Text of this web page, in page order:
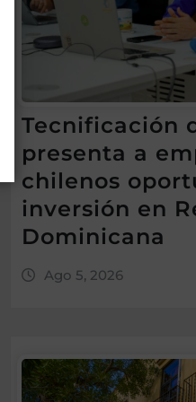
Tecnificación
presenta a
chilenos
inversión en
Dominicana
Ago 5, 2026